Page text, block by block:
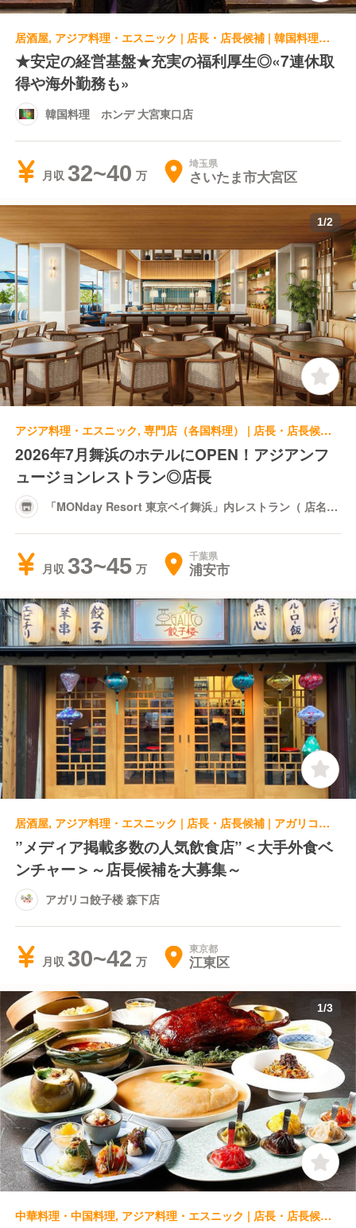
居酒屋, アジア料理・エスニック | 店長・店長候補 | 韓国料理 ホンデ 大宮東口店
★安定の経営基盤★充実の福利厚生◎«7連休取
得や海外勤務も»
韓国料理 ホンデ 大宮東口店
月収 32~40 埼玉県
さいたま市大宮区
1/2
アジア料理・エスニック, 専門店（各国料理） | 店長・店長候補 | 「MONday Resort 東京ベイ舞浜」内レストラン（ 店名未決定 ）
2026年7月舞浜のホテルにOPEN！アジアンフ
ュージョンレストラン◎店長
「MONday Resort 東京ベイ舞浜」内レストラン（ 店名未
月収 33~45 千葉県
浦安市
居酒屋, アジア料理・エスニック | 店長・店長候補 | アガリコ餃子楼 森下店
”メディア掲載多数の人気飲食店”＜大手外食ベ
ンチャー＞～店長候補を大募集～
アガリコ餃子楼 森下店
月収 30~42 東京都
江東区
1/3
中華料理・中国料理, アジア料理・エスニック | 店長・店長候補 | 中華Aoki